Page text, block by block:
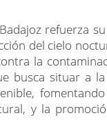
fabricada
con dos
y otro a los
castillo de
de día
del cielo